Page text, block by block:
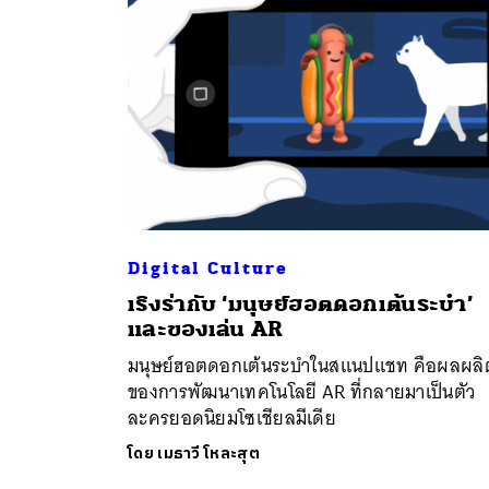
Digital Culture
เริงร่ากับ ‘มนุษย์ฮอตดอกเต้นระบำ’
และของเล่น AR
มนุษย์ฮอตดอกเต้นระบำในสแนปแชท คือผลผ
ของการพัฒนาเทคโนโลยี AR ที่กลายมาเป็นตัว
ละครยอดนิยมโซเชียลมีเดีย
โดย เมธาวี โหละสุต